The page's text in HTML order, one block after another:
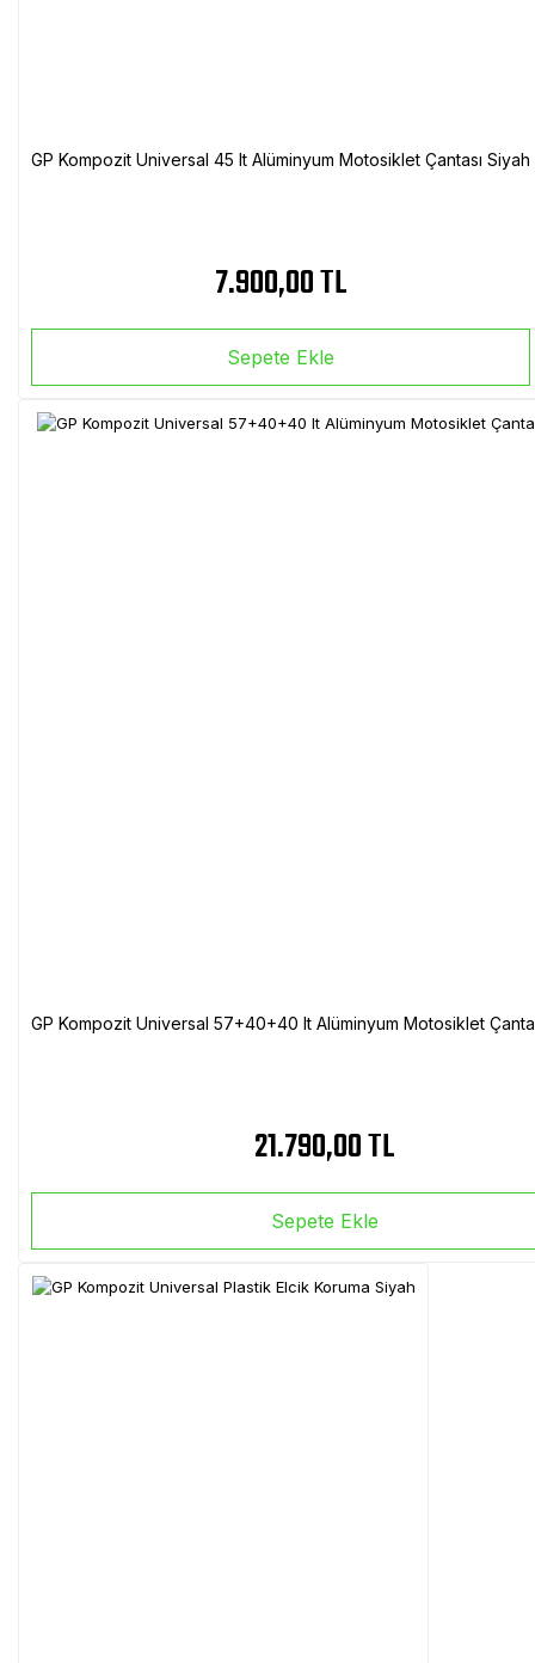
GP Kompozit Universal 45 lt Alüminyum Motosiklet Çantası Siyah
7.900,00 TL
Sepete Ekle
GP Kompozit Universal 57+40+40 lt Alüminyum Motosiklet
21.790,00 TL
Sepete Ekle